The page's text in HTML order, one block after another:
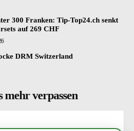
300 Franken: Tip-Top24.ch senkt
auf 269 CHF
DRM Switzerland
mehr verpassen